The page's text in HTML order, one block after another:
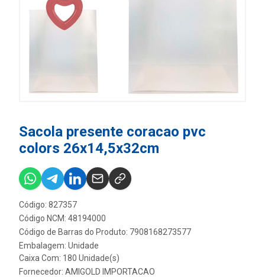
Sacola presente coracao pvc
colors 26x14,5x32cm
Código: 827357
Código NCM: 48194000
Código de Barras do Produto: 7908168273577
Embalagem: Unidade
Caixa Com: 180 Unidade(s)
Fornecedor: AMIGOLD IMPORTACAO